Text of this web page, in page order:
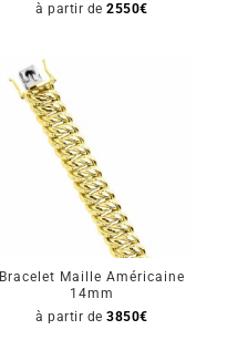
à partir de2550€
Bracelet Maille Américaine
14mm
à partir de3850€